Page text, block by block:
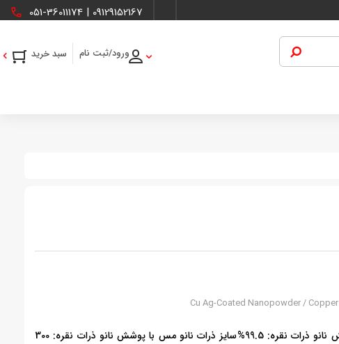
09129152167
|
051-36011174
ورود/ثبت نام
Cu Ag-Coated Nanopowder /
ذرات نقره: 99.5%
سایز ذرات نانو مس با پوشش نانو ذرات نقره: 300